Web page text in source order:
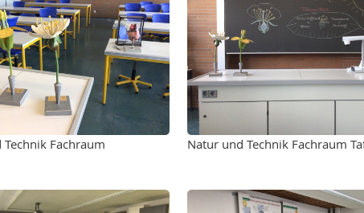
Fachraum Natur und Technik Fachraum